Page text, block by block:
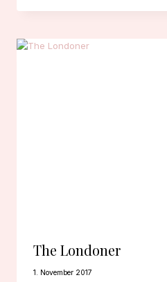
The Londoner
1. November 2017